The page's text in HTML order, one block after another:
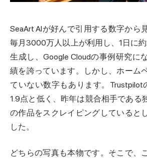
SeaArt AIが好んで引用する数字から
毎月3000万人以上が利用し 、1日に
生成し、Google Cloudの事例研究に
績を誇っています。しかし、ホーム
ていない数字もあります。Trustpilot
1.9点と低く、昨年は競合相手である
の作品をスクレイピングしていると
した。
どちらの写真も本物です。そこで、